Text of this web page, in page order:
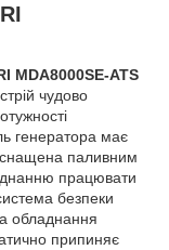
MDA8000SE-ATS
чудово
генератора має
паливним
працювати
безпеки
обладнання
припиняє